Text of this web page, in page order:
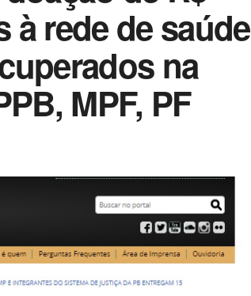
à rede de saúde
na
MPF, PF